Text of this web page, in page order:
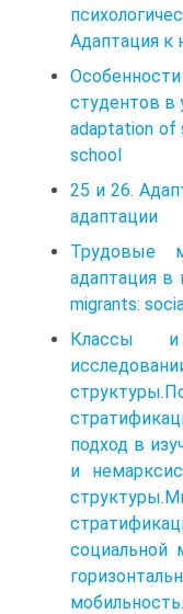
Адаптация к
студентов в
adaptation of
school
25 и 26.
адаптации
Трудовые
адаптация
migrants:
Классы
подход в
и
социальной